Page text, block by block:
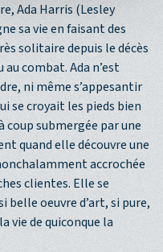
Ada Harris (Lesley
sa vie en faisant des
solitaire depuis le décès
combat. Ada n’est
ni même s’appesantir
se croyait les pieds bien
submergée par une
quand elle découvre une
accrochée
clientes. Elle se
belle oeuvre d’art, si pure,
vie de quiconque la